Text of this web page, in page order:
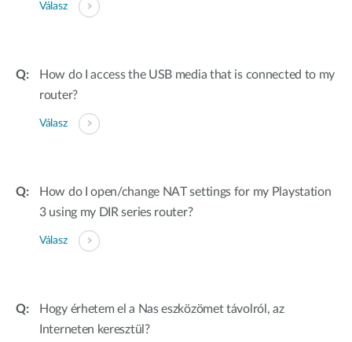
Válasz
How do I access the USB media that is connected to my
router?
Válasz
How do I open/change NAT settings for my Playstation
3 using my DIR series router?
Válasz
Hogy érhetem el a Nas eszközömet távolról, az
Interneten keresztül?